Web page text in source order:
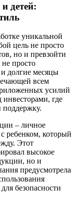
детей:
уникальной
цель не просто
но и превзойти
просто
долгие месяцы
всем
усилий
инвесторами, где
– личное
ребенком, который
Этот
высокое
но и
предусмотрела
безопасности